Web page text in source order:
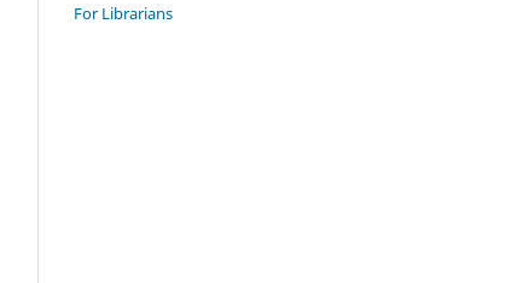
For Librarians